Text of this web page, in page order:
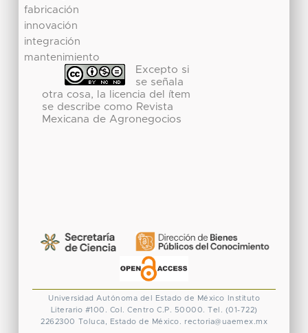
fabricación
innovación
integración
mantenimiento
Excepto si
se señala
otra cosa, la licencia del ítem
se describe como Revista
Mexicana de Agronegocios
Universidad Autónoma del Estado de México
Instituto
Literario #100. Col. Centro C.P. 50000. Tel. (01-722)
2262300
Toluca, Estado de México. rectoria@uaemex.mx